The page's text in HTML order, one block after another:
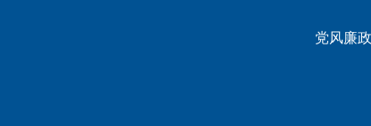
党风廉